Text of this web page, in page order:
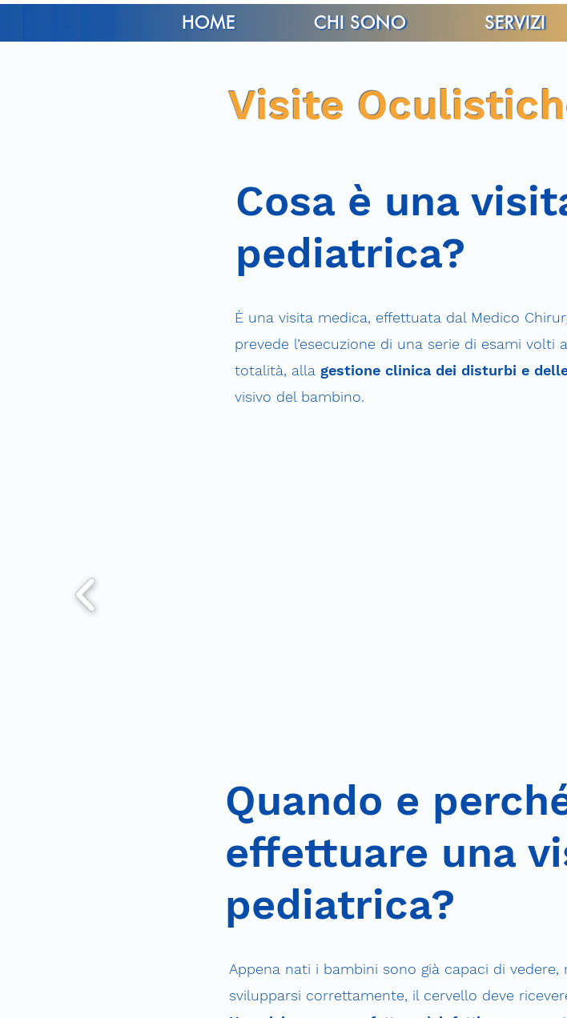
Visite
Cosa è una
pediatrica?
È una visita medica, effettuata dal Medico
prevede l’esecuzione di una serie di esami volti
totalità, alla gestione clinica dei disturbi e
visivo del bambino.
Quando e
effettuare una
pediatrica?
Appena nati i bambini sono già capaci di
svilupparsi correttamente, il cervello deve
HOME CHI SONO SERVIZI